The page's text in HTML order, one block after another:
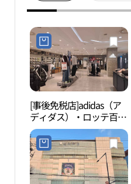
[事後免税店]adidas（ア
ディダス）・ロッテ百貨
店ミア（弥阿）店(아디
다스 롯데백화점 미아점)